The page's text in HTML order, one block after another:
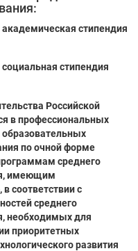
академическая стипендия
стипендия
Российской
в профессиональных
образовательных
по очной форме
среднего
имеющим
соответствии с
среднего
необходимых для
приоритетных
развития